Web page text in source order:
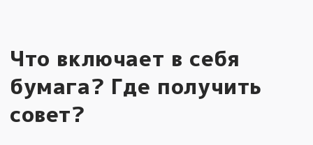
Что включает в себя
бумага? Где получить
совет?